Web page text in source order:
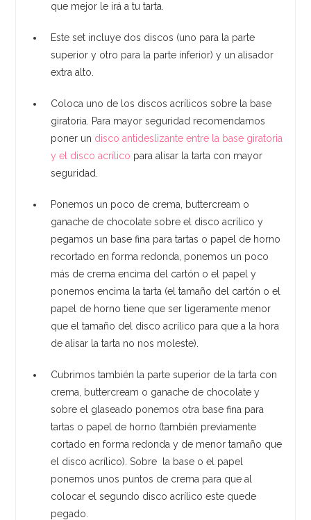
que mejor le irá a tu tarta.
Este set incluye dos discos (uno para la parte
superior y otro para la parte inferior) y un alisador
extra alto.
Coloca uno de los discos acrílicos sobre la base
giratoria. Para mayor seguridad recomendamos
poner un disco antideslizante entre la base giratoria
y el disco acrílico para alisar la tarta con mayor
seguridad.
Ponemos un poco de crema, buttercream o
ganache de chocolate sobre el disco acrílico y
pegamos un base fina para tartas o papel de horno
recortado en forma redonda, ponemos un poco
más de crema encima del cartón o el papel y
ponemos encima la tarta (el tamaño del cartón o el
papel de horno tiene que ser ligeramente menor
que el tamaño del disco acrílico para que a la hora
de alisar la tarta no nos moleste).
Cubrimos también la parte superior de la tarta con
crema, buttercream o ganache de chocolate y
sobre el glaseado ponemos otra base fina para
tartas o papel de horno (también previamente
cortado en forma redonda y de menor tamaño que
el disco acrílico). Sobre la base o el papel
ponemos unos puntos de crema para que al
colocar el segundo disco acrílico este quede
pegado.